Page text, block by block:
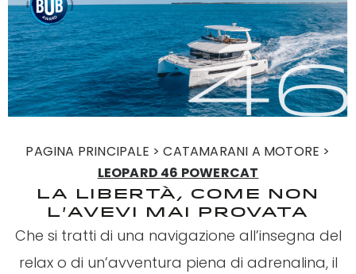
PAGINA PRINCIPALE > CATAMARANI A MOTORE >
LEOPARD 46 POWERCAT
LA LIBERTÀ, COME NON
L'AVEVI MAI PROVATA
Che si tratti di una navigazione all’insegna del
relax o di un’avventura piena di adrenalina, il